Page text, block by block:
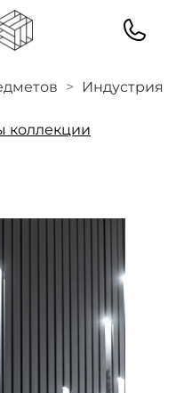
Индустрия
коллекции